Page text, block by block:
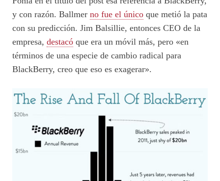
y con razón. Ballmer no fue el único que metió la pata
con su predicción. Jim Balsillie, entonces CEO de la
empresa, destacó que era un móvil más, pero «en
términos de una especie de cambio radical para
BlackBerry, creo que eso es exagerar».